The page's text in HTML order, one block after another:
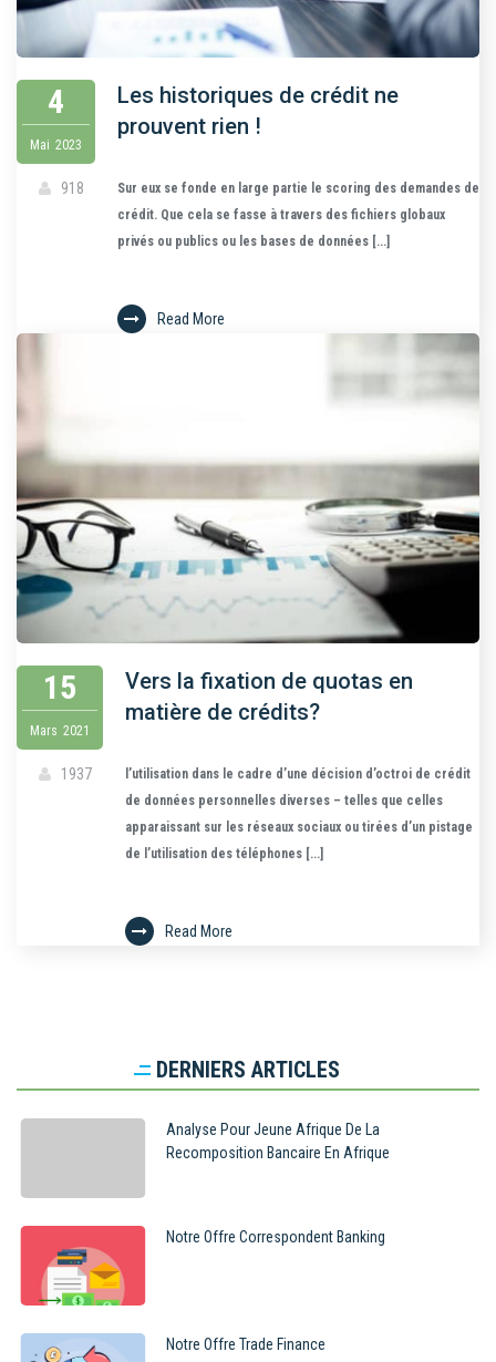
4
Mai 2023
918
Les historiques de crédit ne
prouvent rien !
Sur eux se fonde en large partie le scoring des demandes de
crédit. Que cela se fasse à travers des fichiers globaux
privés ou publics ou les bases de données [...]
Read More
15
Mars 2021
1937
Vers la fixation de quotas en
matière de crédits?
l’utilisation dans le cadre d’une décision d’octroi de crédit
de données personnelles diverses – telles que celles
apparaissant sur les réseaux sociaux ou tirées d’un pistage
de l’utilisation des téléphones [...]
Read More
DERNIERS ARTICLES
Analyse Pour Jeune Afrique De La
Recomposition Bancaire En Afrique
Notre Offre Correspondent Banking
Notre Offre Trade Finance